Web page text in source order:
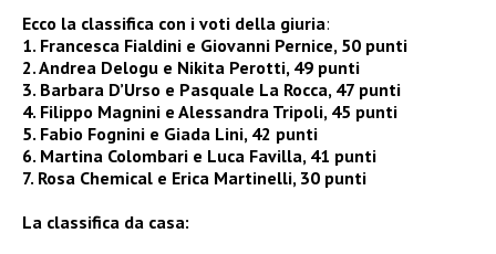
Ecco la classifica con i voti della giuria:
1. Francesca Fialdini e Giovanni Pernice, 50 punti
2. Andrea Delogu e Nikita Perotti, 49 punti
3. Barbara D’Urso e Pasquale La Rocca, 47 punti
4. Filippo Magnini e Alessandra Tripoli, 45 punti
5. Fabio Fognini e Giada Lini, 42 punti
6. Martina Colombari e Luca Favilla, 41 punti
7. Rosa Chemical e Erica Martinelli, 30 punti
La classifica da casa: